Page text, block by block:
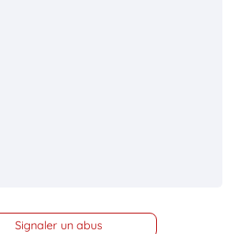
Signaler un abus